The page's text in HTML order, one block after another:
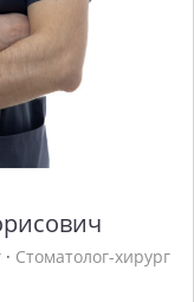
· Стоматолог-хирург